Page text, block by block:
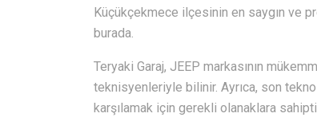
Küçükçekmece ilçesinin en saygın ve
burada.
Teryaki Garaj, JEEP markasının
teknisyenleriyle bilinir. Ayrıca, son
karşılamak için gerekli olanaklara